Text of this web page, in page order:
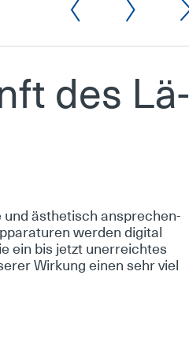
des Lä­
und äs­the­tisch an­spre­chen­
wer­den di­gi­tal
ein bis jetzt un­er­reich­tes
Wir­kung ei­nen sehr viel